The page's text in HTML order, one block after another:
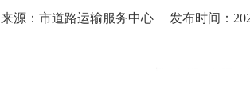
来源：市道路运输服务中心 发布时间：